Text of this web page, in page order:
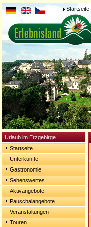
Startseite
Urlaub im Erzgebirge
Startseite
Unterkünfte
Gastronomie
Sehenswertes
Aktivangebote
Pauschalangebote
Veranstaltungen
Touren